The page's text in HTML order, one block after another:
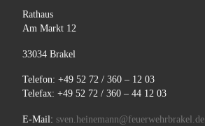
Rathaus
Am Markt 12
33034 Brakel
Telefon: +49 52 72 / 360 – 12 03
Telefax: +49 52 72 / 360 – 44 12 03
E-Mail: sven.heinemann@feuerwehrbrakel.de